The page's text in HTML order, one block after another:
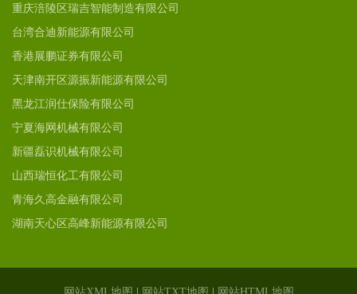
重庆涪陵区瑞吉智能制造有限公司
台湾合迪新能源有限公司
香港展鹏证券有限公司
天津南开区源振新能源有限公司
黑龙江润仕保险有限公司
宁夏海网机械有限公司
新疆磊识机械有限公司
山西瑞恒化工有限公司
青海久高金融有限公司
湖南天心区高峰新能源有限公司